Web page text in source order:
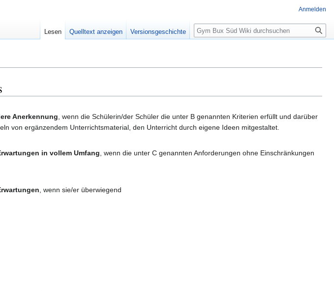
Anerkennung , wenn die Schülerin/der Schüler die unter B genannten Kriterien erfüllt und darüber
von ergänzendem Unterrichtsmaterial, den Unterricht durch eigene Ideen mitgestaltet.
in vollem Umfang, wenn die unter C genannten Anforderungen ohne Einschränkungen
, wenn sie/er überwiegend
Anmelden
Lesen Quelltext anzeigen Versionsgeschichte